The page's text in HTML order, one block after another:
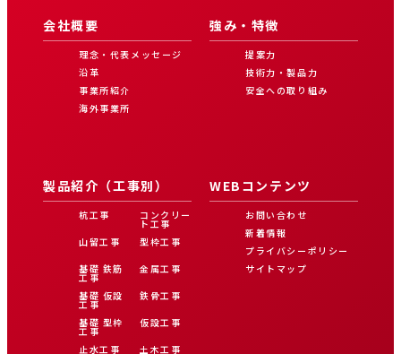
会社概要
理念・代表メッセージ
沿革
事業所紹介
海外事業所
強み・特徴
提案力
技術力・製品力
安全への取り組み
製品紹介（工事別）
杭工事
山留工事
基礎 鉄筋
工事
基礎 仮設
工事
基礎 型枠
工事
止水工事
コンクリー
ト工事
型枠工事
金属工事
鉄骨工事
仮設工事
土木工事
WEBコンテンツ
お問い合わせ
新着情報
プライバシーポリシー
サイトマップ